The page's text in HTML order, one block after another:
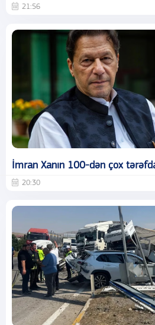
21:56
İmran Xanın 100-dən çox
20:30